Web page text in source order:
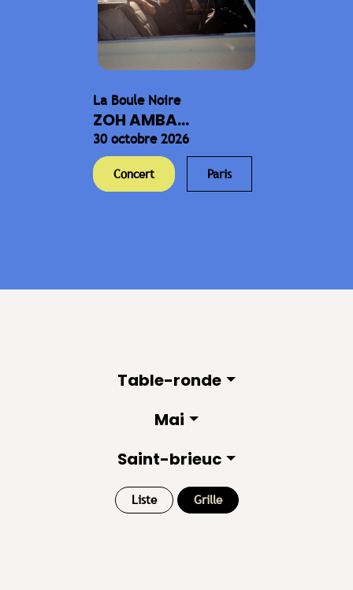
La Boule Noire
ZOH AMBA...
30 octobre 2026
Concert Paris
Table-ronde
Mai
Saint-brieuc
Liste Grille